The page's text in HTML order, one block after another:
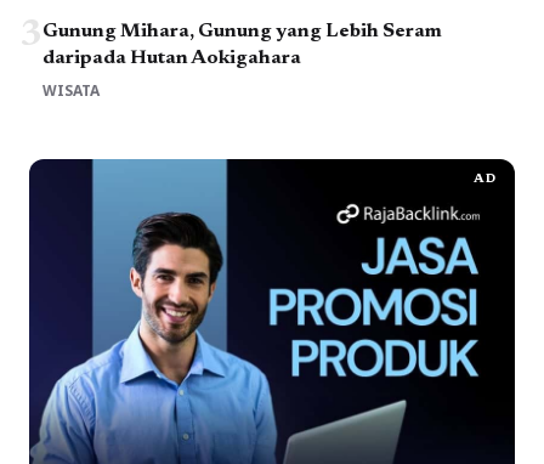
3Gunung Mihara, Gunung yang Lebih Seram
daripada Hutan Aokigahara
WISATA
AD